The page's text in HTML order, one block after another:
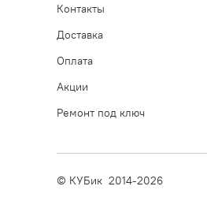
Контакты
Доставка
Оплата
Акции
Ремонт под ключ
© КУБик 2014-2026